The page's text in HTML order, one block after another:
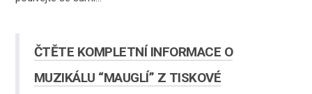
ČTĚTE KOMPLETNÍ INFORMACE O
MUZIKÁLU “MAUGLÍ” Z TISKOVÉ